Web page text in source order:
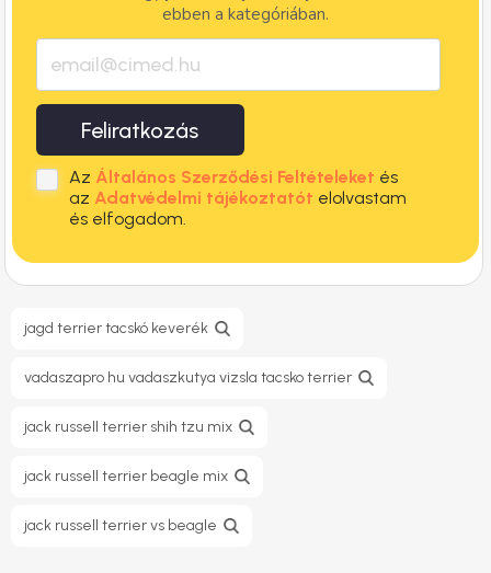
ebben a kategóriában.
Feliratkozás
Az Általános Szerződési Feltételeket és
az Adatvédelmi tájékoztatót elolvastam
és elfogadom.
jagd terrier tacskó keverék
vadaszapro hu vadaszkutya vizsla tacsko terrier
jack russell terrier shih tzu mix
jack russell terrier beagle mix
jack russell terrier vs beagle